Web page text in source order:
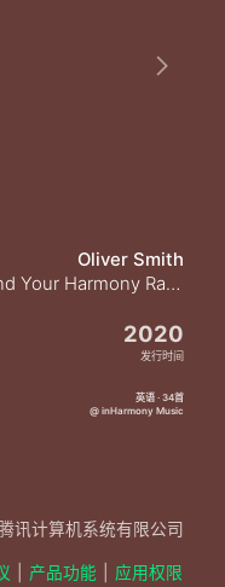
Oliver Smith
Find Your Harmony Radioshow #223
2020
发行时间
英语 · 34首
@ inHarmony Music
讯计算机系统有限公司
产品功能 应用权限